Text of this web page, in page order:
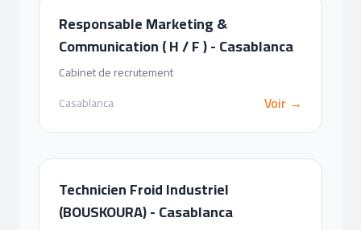
Responsable Marketing &
Communication ( H / F ) - Casablanca
Cabinet de recrutement
Casablanca
Voir →
Technicien Froid Industriel
(BOUSKOURA) - Casablanca